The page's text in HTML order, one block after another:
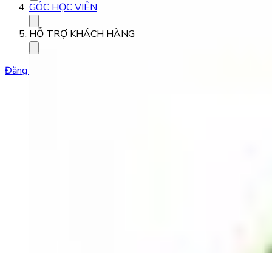
GÓC HỌC VIÊN
HỖ TRỢ KHÁCH HÀNG
Đăng ký học